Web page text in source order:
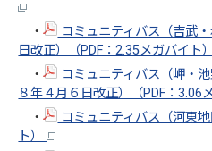
・
コミュニティバス（吉武
日改正）（PDF：2.35メガバイト
・
コミュニティバス（岬・
８年４月６日改正）（PDF：3.06
・
コミュニティバス（河東
ト）